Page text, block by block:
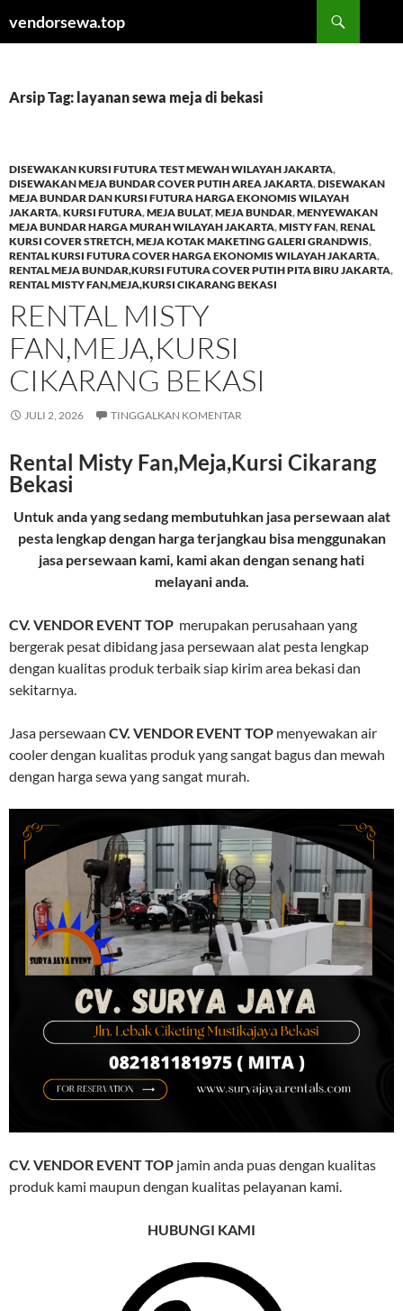
kevendorsewa.top
Arsip Tag: layanan sewa meja di bekasi
DISEWAKAN KURSI FUTURA TEST MEWAH WILAYAH JAKARTA,
DISEWAKAN MEJA BUNDAR COVER PUTIH AREA JAKARTA,DISEWAKAN
MEJA BUNDAR DAN KURSI FUTURA HARGA EKONOMIS WILAYAH
JAKARTA,KURSI FUTURA,MEJA BULAT,MEJA BUNDAR,MENYEWAKAN
MEJA BUNDAR HARGA MURAH WILAYAH JAKARTA,MISTY FAN,RENAL
KURSI COVER STRETCH, MEJA KOTAK MAKETING GALERI GRANDWIS,
RENTAL KURSI FUTURA COVER HARGA EKONOMIS WILAYAH JAKARTA,
RENTAL MEJA BUNDAR,KURSI FUTURA COVER PUTIH PITA BIRU JAKARTA,
RENTAL MISTY FAN,MEJA,KURSI CIKARANG BEKASI
RENTAL MISTY
FAN,MEJA,KURSI
CIKARANG BEKASI
JULI 2, 2026 TINGGALKAN KOMENTAR
Rental Misty Fan,Meja,Kursi Cikarang
Bekasi
Untuk anda yang sedang membutuhkan jasa persewaan alat
pesta lengkap dengan harga terjangkau bisa menggunakan
jasa persewaan kami, kami akan dengan senang hati
melayani anda.
CV. VENDOR EVENT TOP merupakan perusahaan yang
bergerak pesat dibidang jasa persewaan alat pesta lengkap
dengan kualitas produk terbaik siap kirim area bekasi dan
sekitarnya.
Jasa persewaan CV. VENDOR EVENT TOP menyewakan air
cooler dengan kualitas produk yang sangat bagus dan mewah
dengan harga sewa yang sangat murah.
CV. VENDOR EVENT TOP jamin anda puas dengan kualitas
produk kami maupun dengan kualitas pelayanan kami.
HUBUNGI KAMI